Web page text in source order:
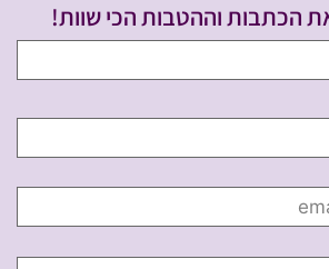
הכתבות וההטבות הכי שוות!